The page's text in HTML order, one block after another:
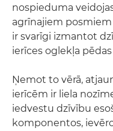
nospieduma
agrīnajiem posmiem
ir svarīgi izmantot
ierīces oglekļa
Ņemot to vērā,
ierīcēm ir liela
iedvestu dzīvību
komponentos,